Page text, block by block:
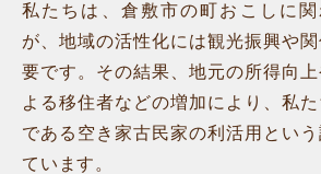
私たちは、倉敷市の町おこしに
が、地域の活性化には観光振興や
要です。その結果、地元の所得向
よる移住者などの増加により、私
である空き家古民家の利活用とい
ています。